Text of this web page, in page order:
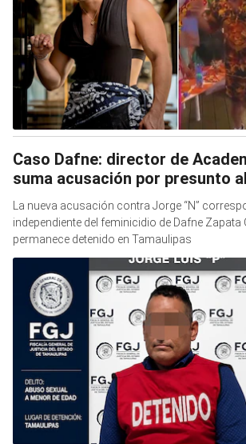
Caso Dafne: director de
suma acusación por presunto
La nueva acusación contra Jorge “N”
independiente del feminicidio de Dafne Zapata
permanece detenido en Tamaulipas